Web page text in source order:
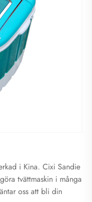
i Kina. Cixi Sandie
tvättmaskin i många
oss att bli din